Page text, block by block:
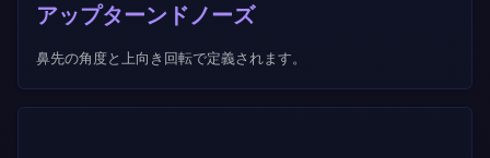
アップターンドノーズ
鼻先の角度と上向き回転で定義されます。